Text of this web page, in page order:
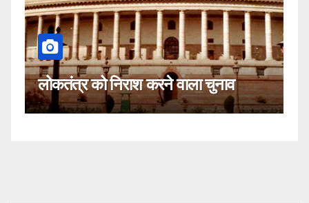
वाला चुनाव
कहीं यह सीजेआई के खिलाफ
नहीं!